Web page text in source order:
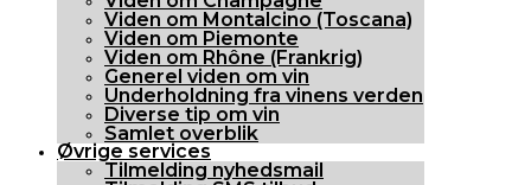
Viden om Montalcino (Toscana)
Viden om Piemonte
Viden om Rhône (Frankrig)
Generel viden om vin
Underholdning fra vinens verden
Diverse tip om vin
Samlet overblik
Øvrige services
Tilmelding nyhedsmail